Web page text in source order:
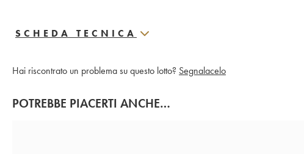
SCHEDA TECNICA
Hai riscontrato un problema su questo lotto? Segnalacelo
POTREBBE PIACERTI ANCHE…